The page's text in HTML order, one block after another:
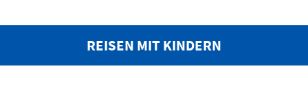
REISEN MIT KINDERN